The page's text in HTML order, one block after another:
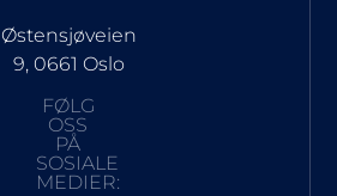
Østensjøveien
9, 0661 Oslo
FØLG
OSS
PÅ
SOSIALE
MEDIER: